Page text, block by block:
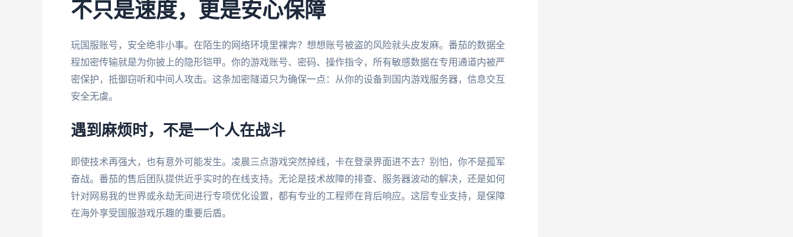
不只是速度，更是安心保障
玩国服账号，安全绝非小事。在陌生的网络环境里裸奔？想想账号被盗的风险就头皮发麻。番茄的数据全
程加密传输就是为你披上的隐形铠甲。你的游戏账号、密码、操作指令，所有敏感数据在专用通道内被严
密保护，抵御窃听和中间人攻击。这条加密隧道只为确保一点：从你的设备到国内游戏服务器，信息交互
安全无虞。
遇到麻烦时，不是一个人在战斗
即使技术再强大，也有意外可能发生。凌晨三点游戏突然掉线，卡在登录界面进不去？别怕，你不是孤军
奋战。番茄的售后团队提供近乎实时的在线支持。无论是技术故障的排查、服务器波动的解决，还是如何
针对网易我的世界或永劫无间进行专项优化设置，都有专业的工程师在背后响应。这层专业支持，是保障
在海外享受国服游戏乐趣的重要后盾。